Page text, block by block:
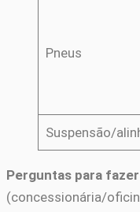
Pneus
Suspensão/
Perguntas para
(concessionária/